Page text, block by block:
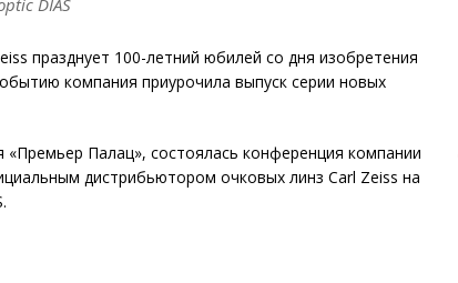
DIAS
празднует 100-летний юбилей со дня изобретения
компания приурочила выпуск серии новых
Палац», состоялась конференция компании
дистрибьютором очковых линз Carl Zeiss на